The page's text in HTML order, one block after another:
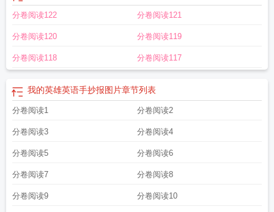
分卷阅读122 分卷阅读121
分卷阅读120 分卷阅读119
分卷阅读118 分卷阅读117
我的英雄英语手抄报图片章节列表
分卷阅读1 分卷阅读2
分卷阅读3 分卷阅读4
分卷阅读5 分卷阅读6
分卷阅读7 分卷阅读8
分卷阅读9 分卷阅读10